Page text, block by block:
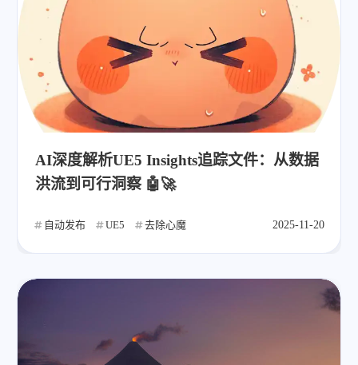
AI深度解析UE5 Insights追踪文件：从数据
洪流到可行洞察 🤖🚀
自动发布 UE5 去除心魔 2025-11-20